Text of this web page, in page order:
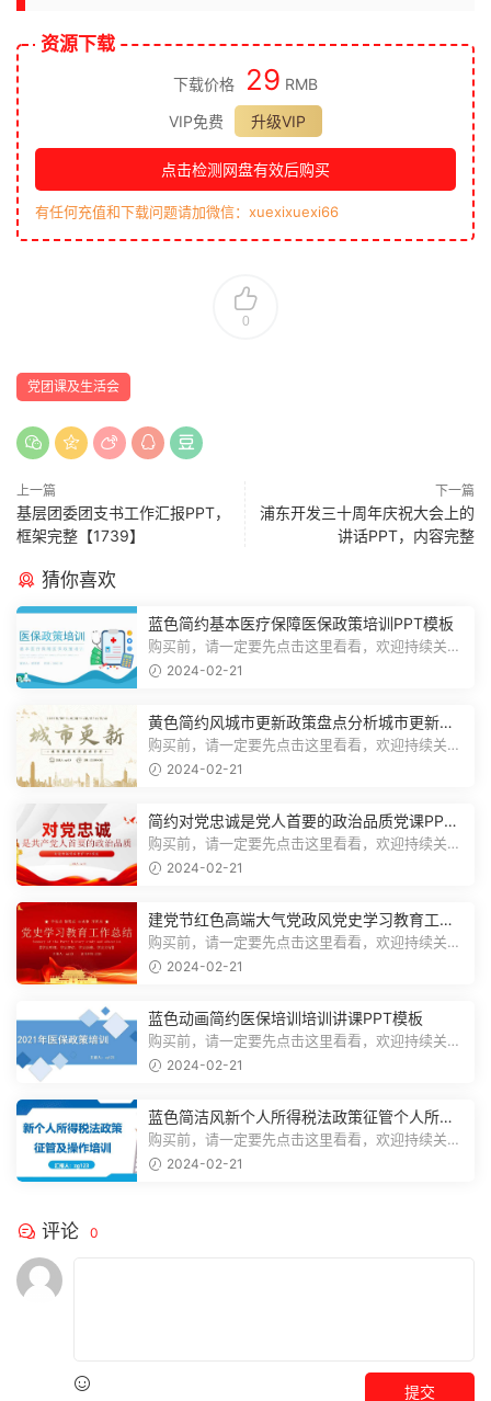
资源下载
下载价格 29 RMB
VIP免费
升级VIP
点击检测网盘有效后购买
有任何充值和下载问题请加微信：xuexixuexi66
0
党团课及生活会
上一篇
基层团委团支书工作汇报PPT，
框架完整【1739】
下一篇
浦东开发三十周年庆祝大会上的
讲话PPT，内容完整
猜你喜欢
蓝色简约基本医疗保障医保政策培训PPT模板
购买前，请一定要先点击这里看看，欢迎持续关
注，精彩模板每天推送预览结束，一共2...
2024-02-21
黄色简约风城市更新政策盘点分析城市更新宣
传PPT模板
购买前，请一定要先点击这里看看，欢迎持续关
注，精彩模板每天推送预览结束，一共1...
2024-02-21
简约对党忠诚是党人首要的政治品质党课PPT
模板
购买前，请一定要先点击这里看看，欢迎持续关
注，精彩模板每天推送预览结束，一共1...
2024-02-21
建党节红色高端大气党政风党史学习教育工作
总结主题PPT模板
购买前，请一定要先点击这里看看，欢迎持续关
注，精彩模板每天推送预览结束，一共2...
2024-02-21
蓝色动画简约医保培训培训讲课PPT模板
购买前，请一定要先点击这里看看，欢迎持续关
注，精彩模板每天推送预览结束，一共3...
2024-02-21
蓝色简洁风新个人所得税法政策征管个人所得
税PPT模板
购买前，请一定要先点击这里看看，欢迎持续关
注，精彩模板每天推送预览结束，一共7...
2024-02-21
评论 0
提交